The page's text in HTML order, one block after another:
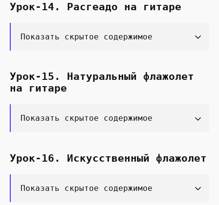
Урок-14. Расгеадо на гитаре
Показать скрытое содержимое
Урок-15. Натуральный флажолет
на гитаре
Показать скрытое содержимое
Урок-16. Искусственный флажолет
Показать скрытое содержимое